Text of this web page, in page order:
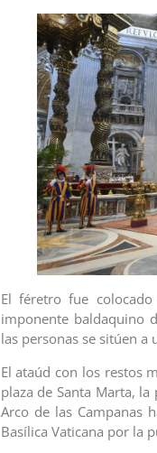
El féretro fue
imponente baldaquino
las personas se sitúen a
El ataúd con los restos
plaza de Santa Marta,
Arco de las Campanas
Basílica Vaticana por la